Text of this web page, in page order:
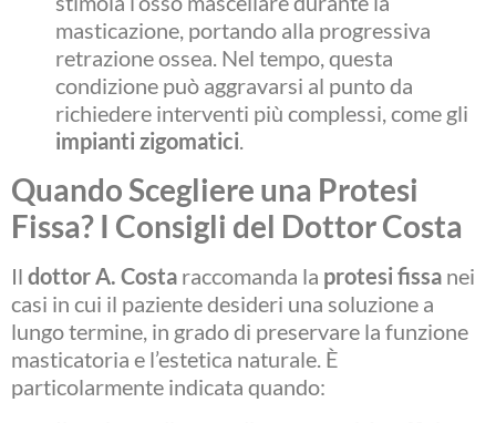
masticazione, portando alla progressiva
retrazione ossea. Nel tempo, questa
condizione può aggravarsi al punto da
richiedere interventi più complessi, come gli
impianti zigomatici.
Quando Scegliere una Protesi
Fissa? I Consigli del Dottor Costa
Il dottor A. Costa raccomanda la protesi fissa nei
casi in cui il paziente desideri una soluzione a
lungo termine, in grado di preservare la funzione
masticatoria e l’estetica naturale. È
particolarmente indicata quando: